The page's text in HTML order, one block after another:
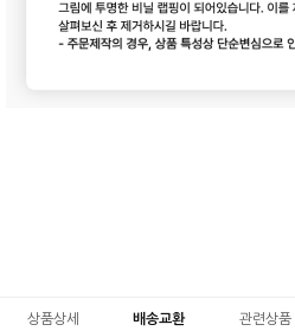
상품상세 배송교환 관련상품